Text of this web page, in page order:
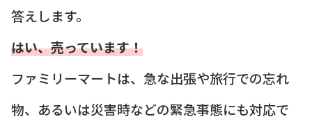
答えします。
はい、売っています！
ファミリーマートは、急な出張や旅行での忘れ
物、あるいは災害時などの緊急事態にも対応で